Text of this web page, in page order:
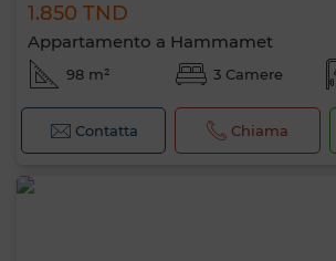
1.850 TND
Appartamento a Hammamet
98 m² 3 Camere
Contatta Chiama